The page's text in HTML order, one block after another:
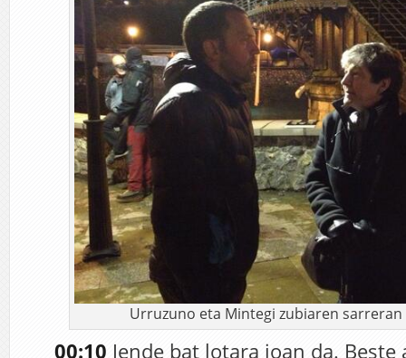
Urruzuno eta Mintegi zubiaren sarreran
00:10 Jende bat lotara joan da. Beste